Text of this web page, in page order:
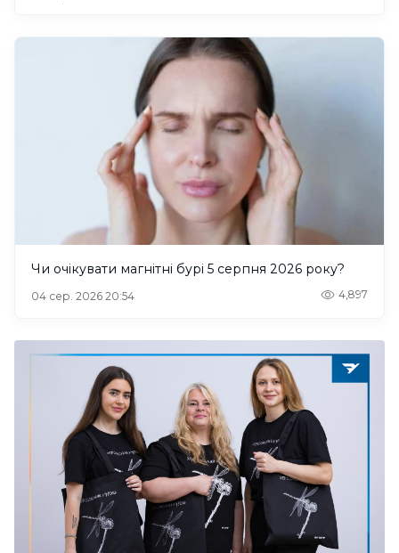
Чи очікувати магнітні бурі 5 серпня 2026 року?
04 сер. 2026 20:54 4,897